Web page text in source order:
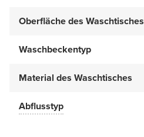
Oberfläche des Waschtisches
Waschbeckentyp
Material des Waschtisches
Abflusstyp